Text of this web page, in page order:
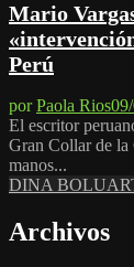
Mario
Perú
porPaola Rios
El escritor
Gran Collar de la
manos...
DINA
Archivos